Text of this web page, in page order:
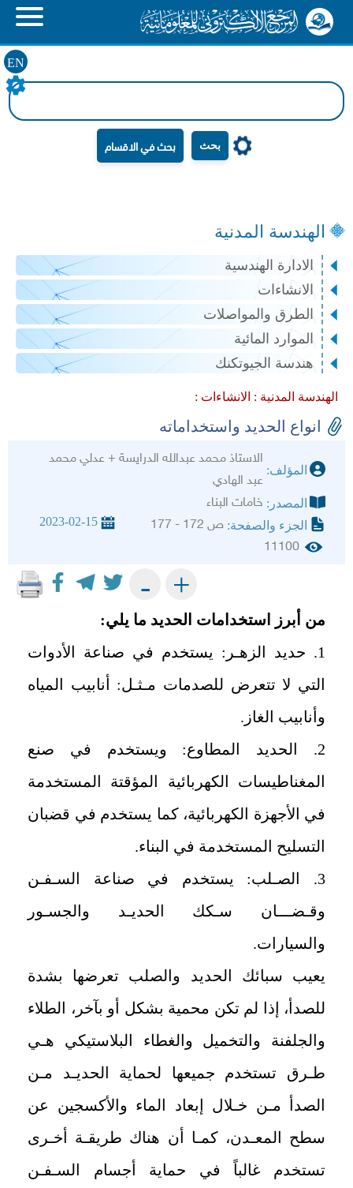
EN
بحث
الهندسة المدنية
الادارة الهندسية
الانشاءات
الطرق والمواصلات
الموارد المائية
هندسة الجيوتكنك
الهندسة المدنية : الانشاءات :
انواع الحديد واستخداماته
المؤلف:
الاستاذ محمد عبدالله الدرايسة + عدلي محمد
عبد الهادي
المصدر: خامات البناء
الجزء والصفحة: ص 172 - 177 2023-02-15
11100
+
-
من أبرز استخدامات الحديد ما يلي:
1. حديد الزهـر: يستخدم في صناعة الأدوات
التي لا تتعرض للصدمات مـثـل: أنابيب المياه
وأنابيب الغاز.
2. الحديد المطاوع: ويستخدم في صنع
المغناطيسات الكهربائية المؤقتة المستخدمة
في الأجهزة الكهربائية، كما يستخدم في قضبان
التسليح المستخدمة في البناء.
3. الصـلب: يستخدم في صناعة السـفـن
وقـضـــان سـكك الحديـد والجسـور
والسيارات.
يعيب سبائك الحديد والصلب تعرضها بشدة
للصدأ، إذا لم تكن محمية بشكل أو بآخر، الطلاء
والجلفنة والتخميل والغطاء البلاستيكي هـي
طـرق تستخدم جميعها لحماية الحديـد مـن
الصدأ مـن خـلال إبعاد الماء والأكسجين عن
سطح المعـدن، كمـا أن هناك طريقـة أخـرى
تستخدم غالباً في حماية أجسام السـفـن